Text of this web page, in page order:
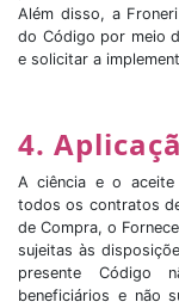
Além disso, a
do Código por meio
e solicitar a
4.
A ciência e o
todos os contratos
de Compra, o
sujeitas às
presente Código
beneficiários e não